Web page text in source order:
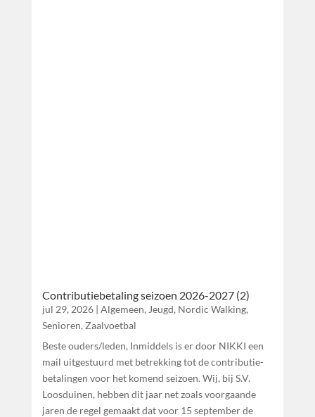
Contributiebetaling seizoen 2026-2027 (2)
jul 29, 2026| Algemeen, Jeugd, Nordic Walking,
Senioren, Zaalvoetbal
Beste ouders/leden, Inmiddels is er door NIKKI een
mail uitgestuurd met betrekking tot de contributie-
betalingen voor het komend seizoen. Wij, bij S.V.
Loosduinen, hebben dit jaar net zoals voorgaande
jaren de regel gemaakt dat voor 15 september de